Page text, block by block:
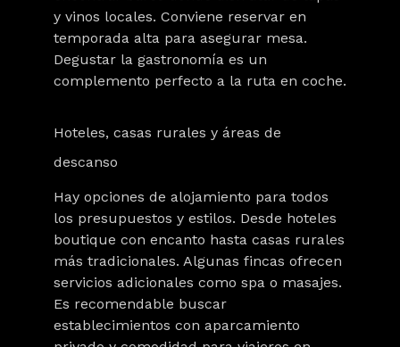
y vinos locales. Conviene reservar en
temporada alta para asegurar mesa.
Degustar la gastronomía es un
complemento perfecto a la ruta en coche.
Hoteles, casas rurales y áreas de
descanso
Hay opciones de alojamiento para todos
los presupuestos y estilos. Desde hoteles
boutique con encanto hasta casas rurales
más tradicionales. Algunas fincas ofrecen
servicios adicionales como spa o masajes.
Es recomendable buscar
establecimientos con aparcamiento